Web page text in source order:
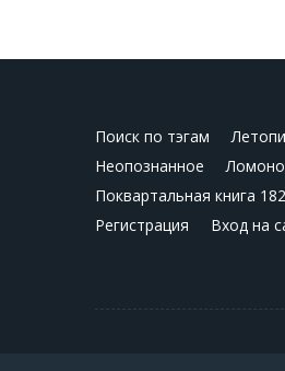
Поиск по тэгам
Неопознанное
Поквартальная книга
Регистрация
Вход на